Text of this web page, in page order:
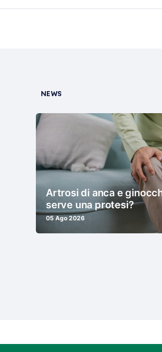
NEWS
Artrosi di anca e
serve una protesi?
05 Ago 2026